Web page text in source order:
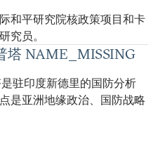
和平研究院核政策项目和卡
究员。
塔 NAME_MISSING
驻印度新德里的国防分析
是亚洲地缘政治、国防战略